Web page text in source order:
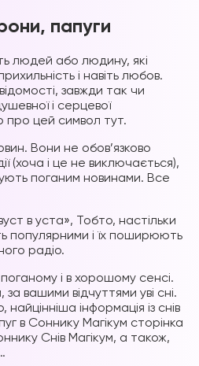
папуги
людей або людину, які
і навіть любов.
завжди так чи
і серцевої
про цей символ тут.
Вони не обов’язково
(хоча і це не виключається),
поганим новинами. Все
в уста», Тобто, настільки
популярними і їх поширюють
радіо.
поганому і в хорошому сенсі.
вашими відчуттями уві сні.
найцінніша інформація із снів
в Соннику Магікум сторінка
Снів Магікум, а також,